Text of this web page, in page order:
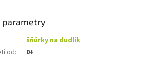
parametry
šňůrky na dudlík
od:
0+